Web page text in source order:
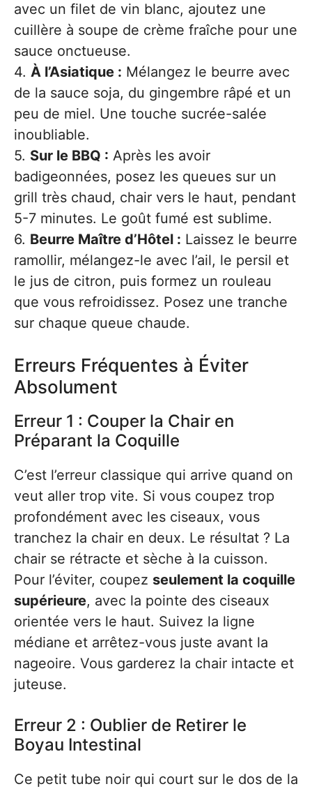
avec un filet de vin blanc, ajoutez une
cuillère à soupe de crème fraîche pour une
sauce onctueuse.
4. À l’Asiatique : Mélangez le beurre avec
de la sauce soja, du gingembre râpé et un
peu de miel. Une touche sucrée-salée
inoubliable.
5. Sur le BBQ : Après les avoir
badigeonnées, posez les queues sur un
grill très chaud, chair vers le haut, pendant
5-7 minutes. Le goût fumé est sublime.
6. Beurre Maître d’Hôtel : Laissez le beurre
ramollir, mélangez-le avec l’ail, le persil et
le jus de citron, puis formez un rouleau
que vous refroidissez. Posez une tranche
sur chaque queue chaude.
Erreurs Fréquentes à Éviter
Absolument
Erreur 1 : Couper la Chair en
Préparant la Coquille
C’est l’erreur classique qui arrive quand on
veut aller trop vite. Si vous coupez trop
profondément avec les ciseaux, vous
tranchez la chair en deux. Le résultat ? La
chair se rétracte et sèche à la cuisson.
Pour l’éviter, coupez seulement la coquille
supérieure, avec la pointe des ciseaux
orientée vers le haut. Suivez la ligne
médiane et arrêtez-vous juste avant la
nageoire. Vous garderez la chair intacte et
juteuse.
Erreur 2 : Oublier de Retirer le
Boyau Intestinal
Ce petit tube noir qui court sur le dos de la